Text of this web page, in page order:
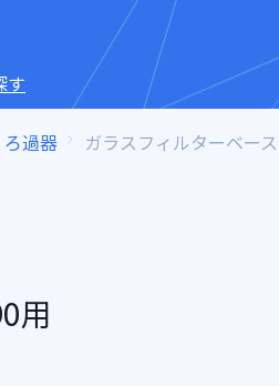
す
ろ過器 ガラスフィルターベース
用